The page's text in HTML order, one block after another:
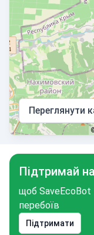
Переглянути
Підтримай
щоб SaveEcoBot
перебоїв
Підтримати